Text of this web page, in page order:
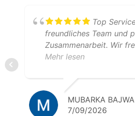
Top
freundliches Team und
Zusammenarbeit. Wir
weitere gemeinsame
Mehr lesen
MUBARKA BAJWA
7/09/2026